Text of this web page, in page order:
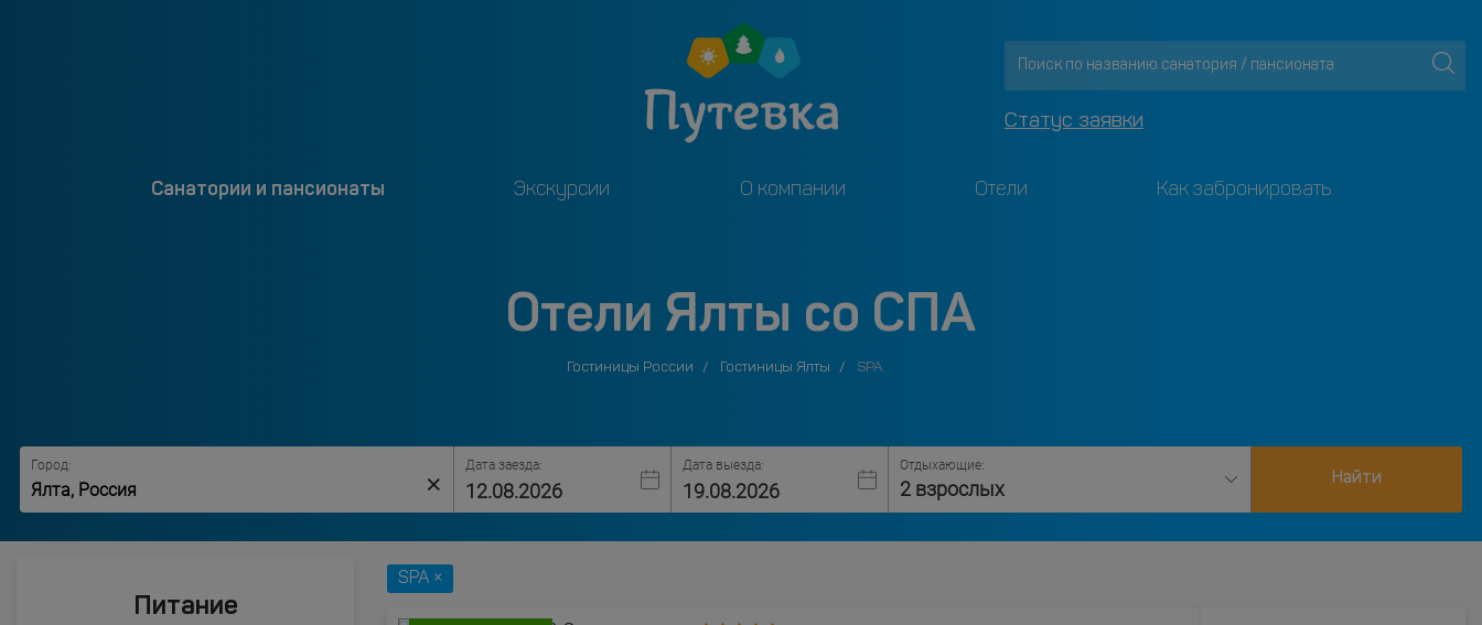
Статус заявки
Санатории и пансионаты Экскурсии О компании Отели Как забронировать
Отели Ялты со СПА
Гостиницы России Гостиницы Ялты SPA
Город:
×
Дата заезда: Дата выезда: Отдыхающие:
2 взрослых Найти
Питание
SPA ×